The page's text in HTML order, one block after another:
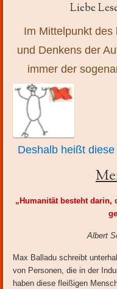
Liebe
Im Mittelpunkt
und Denkens der
immer der
Deshalb heißt
„Humanität besteht darin,
Albert
Max Balladu schreibt
von Personen, die in der
haben diese fleißigen